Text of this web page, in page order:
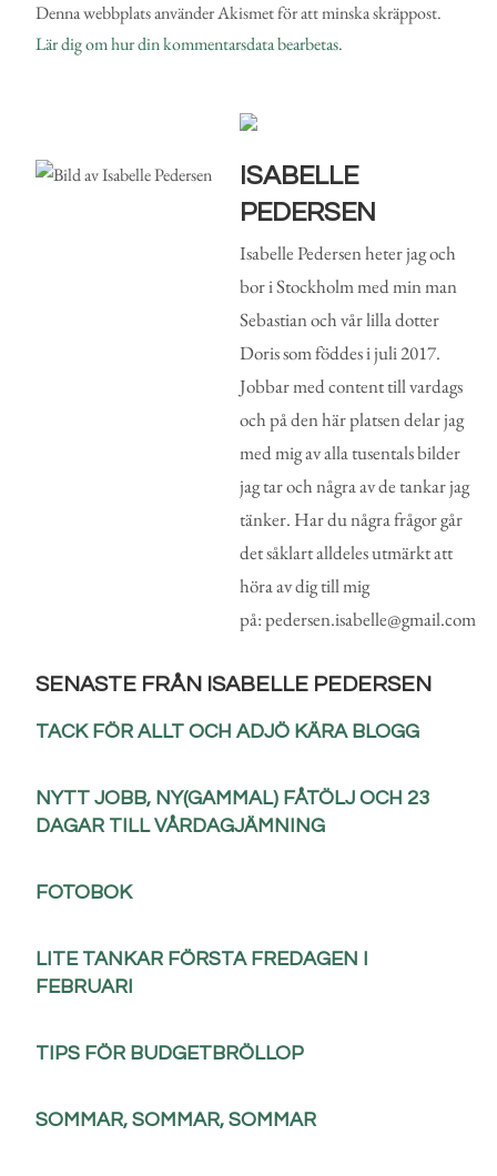
Denna webbplats använder Akismet för att minska skräppost.
Lär dig om hur din kommentarsdata bearbetas.
ISABELLE
PEDERSEN
Isabelle Pedersen heter jag och
bor i Stockholm med min man
Sebastian och vår lilla dotter
Doris som föddes i juli 2017.
Jobbar med content till vardags
och på den här platsen delar jag
med mig av alla tusentals bilder
jag tar och några av de tankar jag
tänker. Har du några frågor går
det såklart alldeles utmärkt att
höra av dig till mig
på: pedersen.isabelle@gmail.com
SENASTE FRÅN ISABELLE PEDERSEN
TACK FÖR ALLT OCH ADJÖ KÄRA BLOGG
NYTT JOBB, NY(GAMMAL) FÅTÖLJ OCH 23
DAGAR TILL VÅRDAGJÄMNING
FOTOBOK
LITE TANKAR FÖRSTA FREDAGEN I
FEBRUARI
TIPS FÖR BUDGETBRÖLLOP
SOMMAR, SOMMAR, SOMMAR